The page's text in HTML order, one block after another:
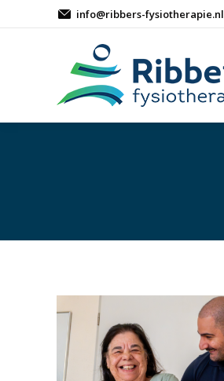
info@ribbers-fysiotherapie.nl